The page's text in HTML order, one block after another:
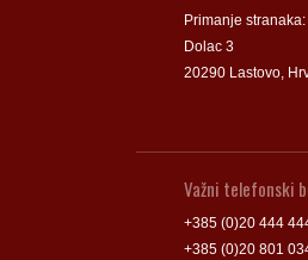
Primanje
Dolac 3
20290 Lastovo,
Važni telefonski
+385 (0)20 444
+385 (0)20 801